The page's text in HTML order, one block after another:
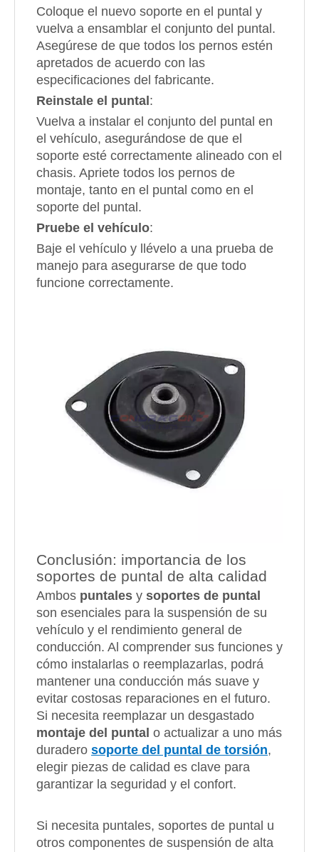
Coloque el nuevo soporte en el puntal y
vuelva a ensamblar el conjunto del puntal.
Asegúrese de que todos los pernos estén
apretados de acuerdo con las
especificaciones del fabricante.
Reinstale el puntal :
Vuelva a instalar el conjunto del puntal en
el vehículo, asegurándose de que el
soporte esté correctamente alineado con el
chasis. Apriete todos los pernos de
montaje, tanto en el puntal como en el
soporte del puntal.
Pruebe el vehículo:
Baje el vehículo y llévelo a una prueba de
manejo para asegurarse de que todo
funcione correctamente.
Conclusión: importancia de los
soportes de puntal de alta calidad
Ambos puntales y soportes de puntal
son esenciales para la suspensión de su
vehículo y el rendimiento general de
conducción. Al comprender sus funciones y
cómo instalarlas o reemplazarlas, podrá
mantener una conducción más suave y
evitar costosas reparaciones en el futuro.
Si necesita reemplazar un desgastado
montaje del puntal o actualizar a uno más
duradero soporte del puntal de torsión,
elegir piezas de calidad es clave para
garantizar la seguridad y el confort.
Si necesita puntales, soportes de puntal u
otros componentes de suspensión de alta